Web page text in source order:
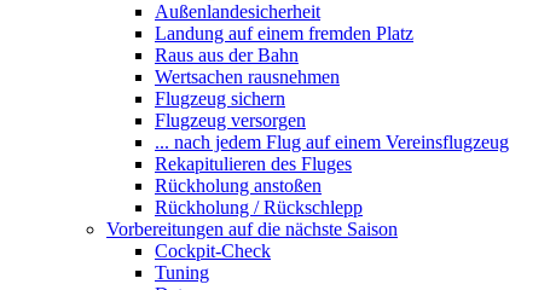
Außenlandesicherheit
Landung auf einem fremden Platz
Raus aus der Bahn
Wertsachen rausnehmen
Flugzeug sichern
Flugzeug versorgen
... nach jedem Flug auf einem Vereinsflugzeug
Rekapitulieren des Fluges
Rückholung anstoßen
Rückholung / Rückschlepp
Vorbereitungen auf die nächste Saison
Cockpit-Check
Tuning